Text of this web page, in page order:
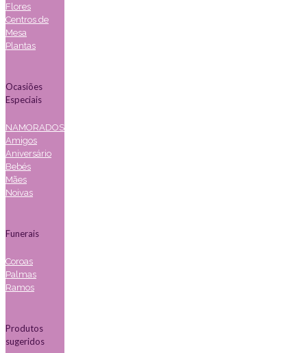
Flores
Centros de
Mesa
Plantas
Ocasiões
Especiais
NAMORADOS
Amigos
Aniversário
Bebés
Mães
Noivas
Funerais
Coroas
Palmas
Ramos
Produtos
sugeridos